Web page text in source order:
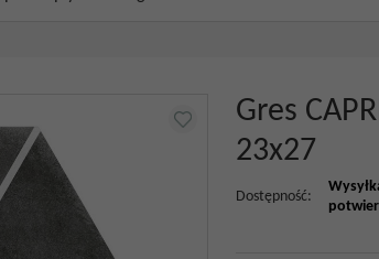
Gres
23x27
Dostępność: